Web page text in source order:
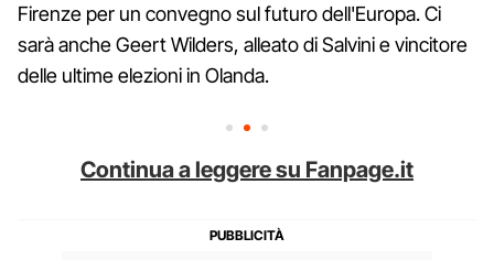
Firenze per un convegno sul futuro dell'Europa. Ci
sarà anche Geert Wilders, alleato di Salvini e vincitore
delle ultime elezioni in Olanda.
Continua a leggere su Fanpage.it